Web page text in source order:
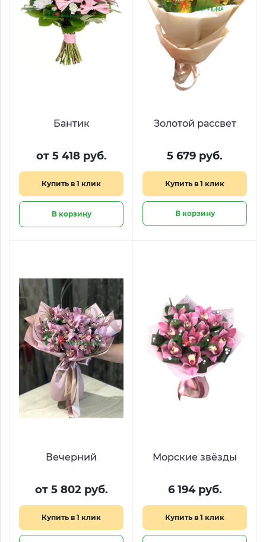
Бантик
от 5 418 руб.
Купить в 1 клик
В корзину
Золотой рассвет
5 679 руб.
Купить в 1 клик
В корзину
Вечерний
от 5 802 руб.
Купить в 1 клик
Морские звёзды
6 194 руб.
Купить в 1 клик